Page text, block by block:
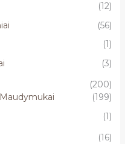
(12)
(56)
(1)
(3)
(200)
(199)
(1)
(16)